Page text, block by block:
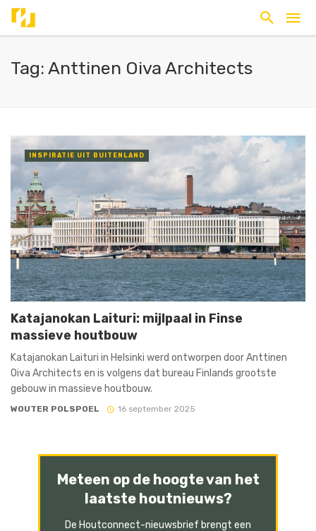
Tag: Anttinen Oiva Architects
INSPIRATIE UIT BUITENLAND
Katajanokan Laituri: mijlpaal in Finse
massieve houtbouw
Katajanokan Laituri in Helsinki werd ontworpen door Anttinen
Oiva Architects en is volgens dat bureau Finlands grootste
gebouw in massieve houtbouw.
WOUTER POLSPOEL 16 september 2025
Meteen op de hoogte van het
laatste houtnieuws?
De Houtconnect-nieuwsbrief brengt een